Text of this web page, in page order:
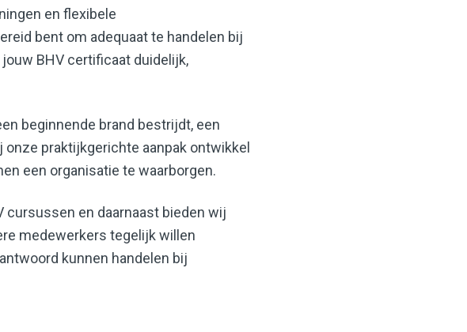
en flexibele
bent om adequaat te handelen bij
BHV certificaat duidelijk,
beginnende brand bestrijdt, een
praktijkgerichte aanpak ontwikkel
een organisatie te waarborgen.
cursussen en daarnaast bieden wij
medewerkers tegelijk willen
kunnen handelen bij